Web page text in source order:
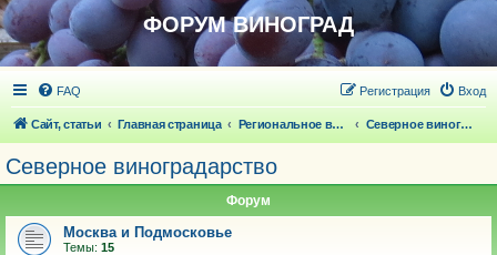
ФОРУМ ВИНОГРАД
FAQ Вход
Регистрация
Сайт, статьи Главная страница Региональное виноградарство Северное виноградарство
Северное виноградарство
Форум
Москва и Подмосковье
Темы: 15